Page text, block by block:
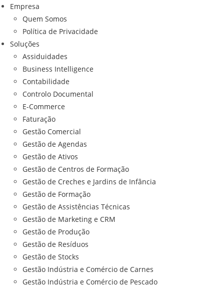
Empresa
Quem Somos
Política de Privacidade
Soluções
Assiduidades
Business Intelligence
Contabilidade
Controlo Documental
E-Commerce
Faturação
Gestão Comercial
Gestão de Agendas
Gestão de Ativos
Gestão de Centros de Formação
Gestão de Creches e Jardins de Infância
Gestão de Formação
Gestão de Assistências Técnicas
Gestão de Marketing e CRM
Gestão de Produção
Gestão de Resíduos
Gestão de Stocks
Gestão Indústria e Comércio de Carnes
Gestão Indústria e Comércio de Pescado